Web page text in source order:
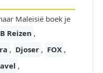
Maleisië boek je
Reizen ,
, Djoser , FOX ,
,